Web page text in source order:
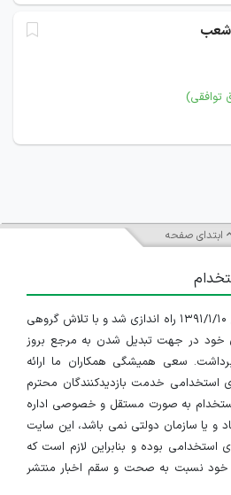
شعب
توافقی)
ابتدای صفحه
سایت ایران استخدام در تاریخ ۱۳۹۱/۱/۱۰ راه اندازی شد و با تلاش گروهی
خود در جهت تبدیل شدن به مرجع بروز
سعی همیشگی همکاران ما ارائه
خدمت بازدیدکنندگان محترم
به صورت مستقل و خصوصی اداره
و یا سازمان دولتی نمی باشد، این سایت
استخدامی بوده و بنابراین لازم است که
خود نسبت به صحت و سقم اخبار منتشر